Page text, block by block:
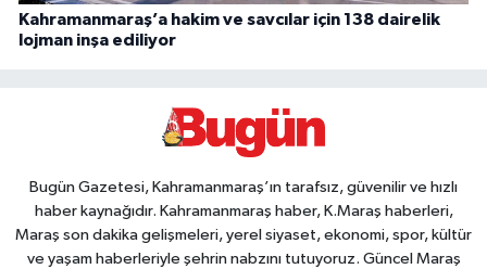
Kahramanmaraş’a hakim ve savcılar için 138 dairelik
lojman inşa ediliyor
Bugün Gazetesi, Kahramanmaraş’ın tarafsız, güvenilir ve hızlı
haber kaynağıdır. Kahramanmaraş haber, K.Maraş haberleri,
Maraş son dakika gelişmeleri, yerel siyaset, ekonomi, spor, kültür
ve yaşam haberleriyle şehrin nabzını tutuyoruz. Güncel Maraş